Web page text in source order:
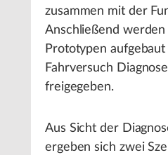
zusammen mit der
Anschließend werden
Prototypen
Fahrversuch
freigegeben.
Aus Sicht der
ergeben sich zwei